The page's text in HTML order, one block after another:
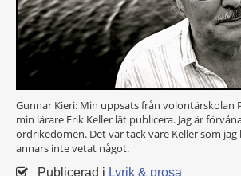
Gunnar Kieri: Min uppsats från volontärskolan
min lärare Erik Keller lät publicera. Jag är
ordrikedomen. Det var tack vare Keller som
annars inte vetat något.
Publicerad i Lyrik & prosa